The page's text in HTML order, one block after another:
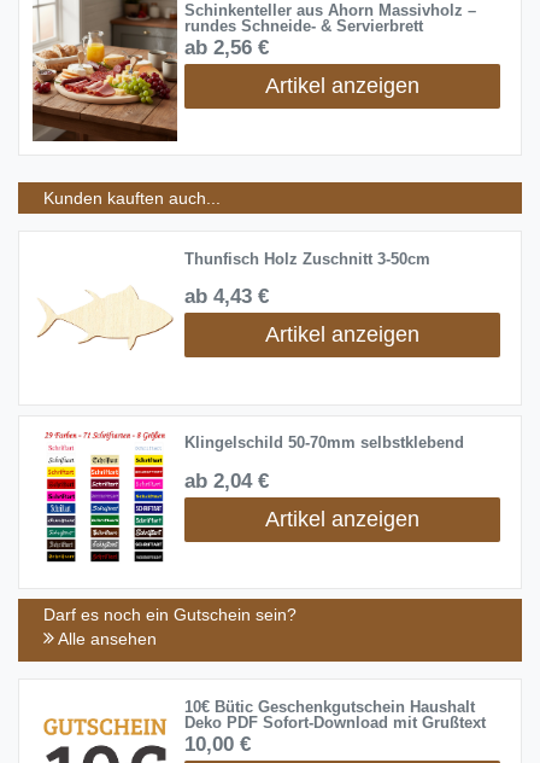
Schinkenteller aus Ahorn Massivholz –
rundes Schneide- & Servierbrett
ab 2,56 €
Artikel anzeigen
Kunden kauften auch...
Thunfisch Holz Zuschnitt 3-50cm
ab 4,43 €
Artikel anzeigen
Klingelschild 50-70mm selbstklebend
ab 2,04 €
Artikel anzeigen
Darf es noch ein Gutschein sein?
Alle ansehen
10€ Bütic Geschenkgutschein Haushalt
Deko PDF Sofort-Download mit Grußtext
10,00 €